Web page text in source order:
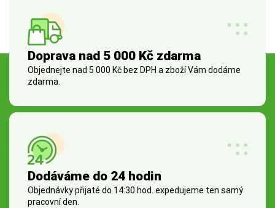
Doprava nad 5 000 Kč zdarma
Objednejte nad 5 000 Kč bez DPH a zboží Vám dodáme
zdarma.
Dodáváme do 24 hodin
Objednávky přijaté do 14:30 hod. expedujeme ten samý
pracovní den.